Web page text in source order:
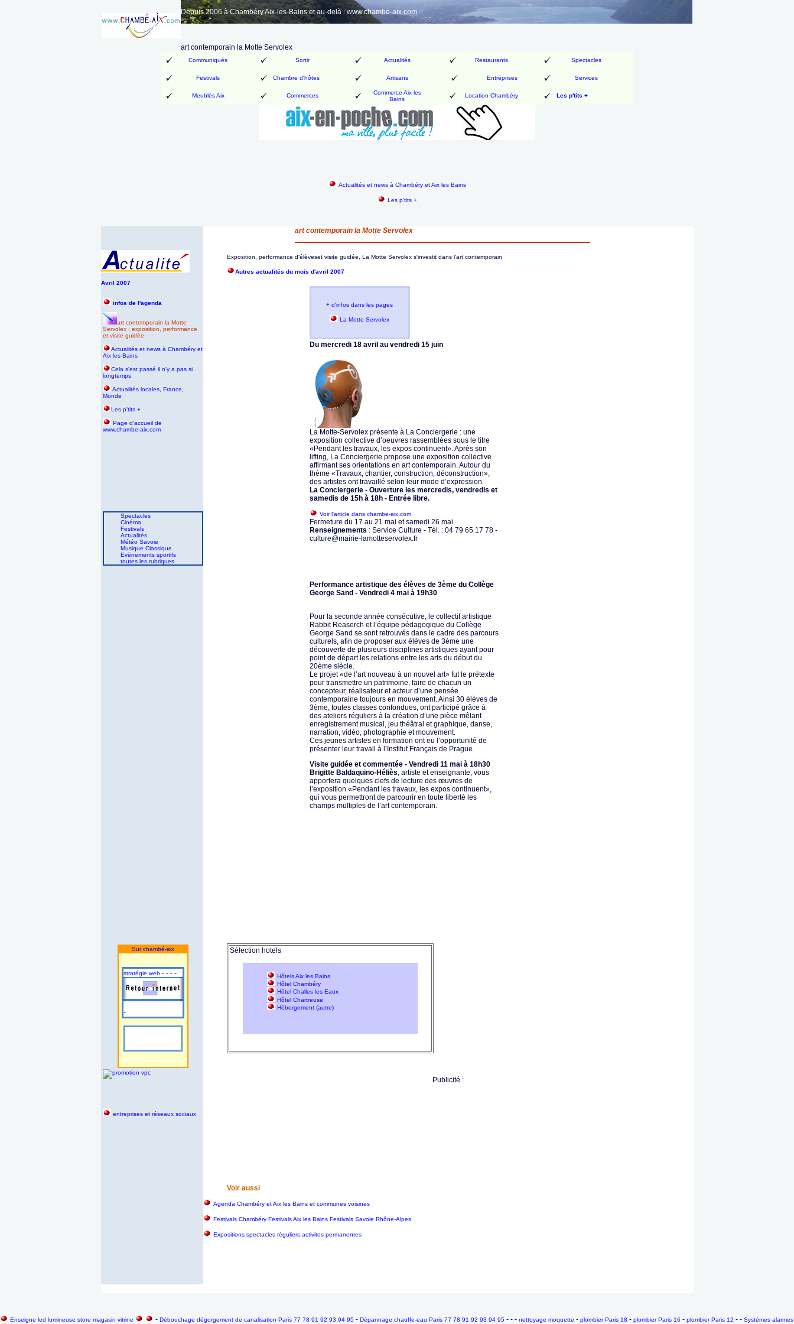
Depuis 2006 à Chambéry Aix-les-Bains et au-delà : www.chambe-aix.com
art contemporain la Motte Servolex
Communiqués Sortir Actualités Restaurants Spectacles
Festivals Chambre d'hôtes Artisans Entreprises Services
Meublés Aix Commerces
Commerce Aix les
Bains
Location Chambéry Les p'tits +
Actualités et news à Chambéry et Aix les Bains
Les p'tits +
art contemporain la Motte Servolex
Avril 2007
Exposition, performance d'élèveset visite guidée, La Motte Servolex s'investit dans l'art contemporain
Autres actualités du mois d'avril 2007
infos de l'agenda
art contemporain la Motte
Servolex : exposition, performance
et visite guidée
Actualités et news à Chambéry et
Aix les Bains
Cela s'est passé il n'y a pas si
longtemps
Actualités locales, France,
Monde
Les p'tits +
Page d'accueil de
www.chambe-aix.com
Spectacles
Cinéma
Festivals
Actualités
Météo Savoie
Musique Classique
Evènements sportifs
toutes les rubriques
Sur chambé-aix
stratégie web- - - -
-
entreprises et réseaux sociaux
+ d'infos dans les pages
La Motte Servolex
Du mercredi 18 avril au vendredi 15 juin
La Motte-Servolex présente à La Conciergerie : une
exposition collective d’oeuvres rassemblées sous le titre
«Pendant les travaux, les expos continuent». Après son
lifting, La Conciergerie propose une exposition collective
affirmant ses orientations en art contemporain. Autour du
thème «Travaux, chantier, construction, déconstruction»,
des artistes ont travaillé selon leur mode d’expression.
La Conciergerie - Ouverture les mercredis, vendredis et
samedis de 15h à 18h - Entrée libre.
Voir l'article dans chambe-aix.com
Fermeture du 17 au 21 mai et samedi 26 mai
Renseignements : Service Culture - Tél. : 04 79 65 17 78 -
culture@mairie-lamotteservolex.fr
Performance artistique des élèves de 3ème du Collège
George Sand - Vendredi 4 mai à 19h30
Pour la seconde année consécutive, le collectif artistique
Rabbit Reaserch et l’équipe pédagogique du Collège
George Sand se sont retrouvés dans le cadre des parcours
culturels, afin de proposer aux élèves de 3ème une
découverte de plusieurs disciplines artistiques ayant pour
point de départ les relations entre les arts du début du
20ème siècle.
Le projet «de l’art nouveau à un nouvel art» fut le prétexte
pour transmettre un patrimoine, faire de chacun un
concepteur, réalisateur et acteur d’une pensée
contemporaine toujours en mouvement. Ainsi 30 élèves de
3ème, toutes classes confondues, ont participé grâce à
des ateliers réguliers à la création d’une pièce mêlant
enregistrement musical, jeu théâtral et graphique, danse,
narration, vidéo, photographie et mouvement.
Ces jeunes artistes en formation ont eu l’opportunité de
présenter leur travail à l’Institut Français de Prague.
Visite guidée et commentée - Vendredi 11 mai à 18h30
Brigitte Baldaquino-Héliès, artiste et enseignante, vous
apportera quelques clefs de lecture des œuvres de
l’exposition «Pendant les travaux, les expos continuent»,
qui vous permettront de parcourir en toute liberté les
champs multiples de l’art contemporain.
Sélection hotels
Hôtels Aix les Bains
Hôtel Chambéry
Hôtel Challes les Eaux
Hôtel Chartreuse
Hébergement (autre)
Publicité :
Voir aussi
Agenda Chambéry et Aix les Bains et communes voisines
Festivals Chambéry Festivals Aix les Bains Festivals Savoie Rhône-Alpes
Expositions spectacles réguliers activites permanentes
Enseigne led lumineuse store magasin vitrine - Débouchage dégorgement de canalisation Paris 77 78 91 92 93 94 95 - Dépannage chauffe-eau Paris 77 78 91 92 93 94 95 - - - nettoyage moquette - plombier Paris 18 - plombier Paris 16 - plombier Paris 12 - - Systèmes alarmes